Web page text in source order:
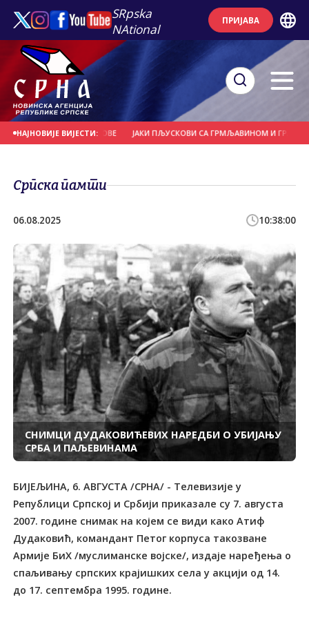
SRpska
NAtional
ПРИЈАВА
НАЈНОВИЈЕ ВИЈЕСТИ:
И НОСИЛА КРОВОВЕ ЈАКИ ПЉУСКОВИ СА ГРМЉАВИНОМ И ГРАДОМ У
Српска памти
06.08.2025 10:38:00
СНИМЦИ ДУДАКОВИЋЕВИХ НАРЕДБИ О УБИЈАЊУ
СРБА И ПАЉЕВИНАМА
БИЈЕЉИНА, 6. АВГУСТА /СРНА/ - Телевизије у
Републици Српској и Србији приказале су 7. августа
2007. године снимак на којем се види како Атиф
Дудаковић, командант Петог корпуса такозване
Армије БиХ /муслиманске војске/, издаје наређења о
спаљивању српских крајишких села у акцији од 14.
до 17. септембра 1995. године.